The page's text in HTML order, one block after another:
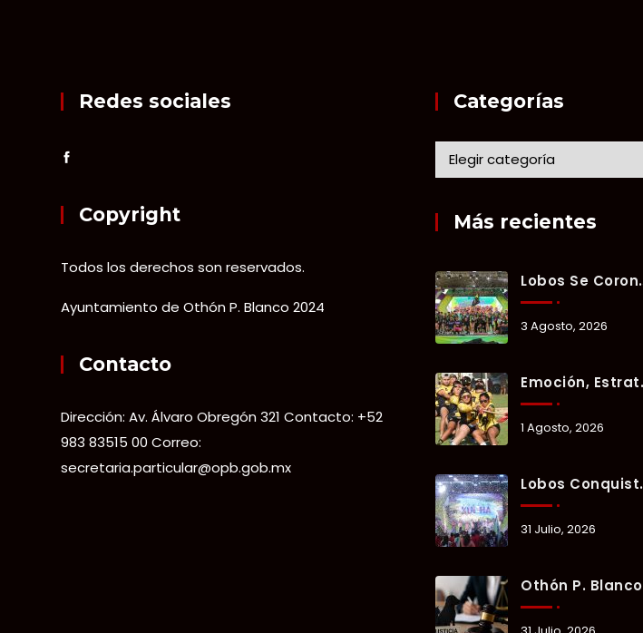
Redes sociales
Copyright
Todos los derechos son reservados.
Ayuntamiento de Othón P. Blanco 2024
Contacto
Dirección: Av. Álvaro Obregón 321 Contacto: +52
983 83515 00 Correo:
secretaria.particular@opb.gob.mx
Categorías
Más recientes
Lobos Se Corona Campeón Del Verano Xul-Há 2026 Tras Tres Días De Intensa Competencia.
3 Agosto, 2026
Emoción, Estrategia Y Trabajo En Equipo Marcan El Segundo Día Del Verano Xul-Há 2026.
1 Agosto, 2026
Lobos Conquista La Primera Competencia Del Verano Xul-Há 2026 En Una Noche Llena De Talento Y Energía.
31 Julio, 2026
Othón P. Blanco Refrenda Su Compromiso Contra El Maltrato Animal: Vinculan A Proceso A Presunto Responsable Tras Denuncia Del Ayuntamiento.